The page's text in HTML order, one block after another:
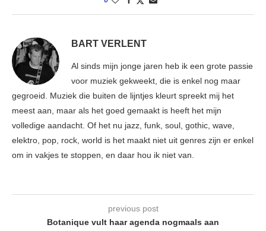
BART VERLENT
Al sinds mijn jonge jaren heb ik een grote passie
voor muziek gekweekt, die is enkel nog maar
gegroeid. Muziek die buiten de lijntjes kleurt spreekt mij het
meest aan, maar als het goed gemaakt is heeft het mijn
volledige aandacht. Of het nu jazz, funk, soul, gothic, wave,
elektro, pop, rock, world is het maakt niet uit genres zijn er enkel
om in vakjes te stoppen, en daar hou ik niet van.
previous post
Botanique vult haar agenda nogmaals aan